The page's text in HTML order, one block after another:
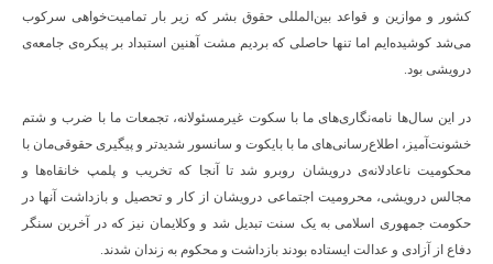
کشور و موازین و قواعد بین‌المللی حقوق بشر که زیر بار تمامیت‌خواهی سرکوب
می‌شد کوشیده‌ایم اما تنها حاصلی که بردیم مشت آهنین استبداد بر پیکره‌ی جامعه‌ی
درویشی بود.
در این سال‌ها نامه‌نگاری‌های ما با سکوت غیرمسئولانه، تجمعات ما با ضرب و شتم
خشونت‌آمیز، اطلاع‌رسانی‌های ما با بایکوت و سانسور شدیدتر و پیگیری حقوقی‌مان با
محکومیت ناعادلانه‌ی درویشان روبرو شد تا آنجا که تخریب و پلمپ خانقاه‌ها و
مجالس درویشی، محرومیت اجتماعی درویشان از کار و تحصیل و بازداشت آنها در
حکومت جمهوری اسلامی به یک سنت تبدیل شد و وکلایمان نیز که در آخرین سنگر
دفاع از آزادی و عدالت ایستاده بودند بازداشت و محکوم به زندان شدند.